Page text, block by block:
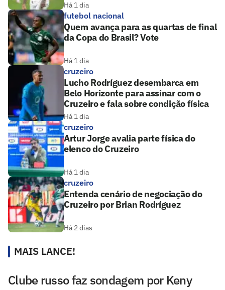
Há 1 dia
futebol nacional
Quem avança para as quartas de final
da Copa do Brasil? Vote
Há 1 dia
cruzeiro
Lucho Rodríguez desembarca em
Belo Horizonte para assinar com o
Cruzeiro e fala sobre condição física
Há 1 dia
cruzeiro
Artur Jorge avalia parte física do
elenco do Cruzeiro
Há 1 dia
cruzeiro
Entenda cenário de negociação do
Cruzeiro por Brian Rodríguez
Há 2 dias
MAIS LANCE!
Clube russo faz sondagem por Keny